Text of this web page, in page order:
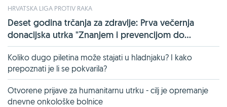
HRVATSKA LIGA PROTIV RAKA
Deset godina trčanja za zdravlje: Prva večernja
donacijska utrka "Znanjem i prevencijom do...
Koliko dugo piletina može stajati u hladnjaku? I kako
prepoznati je li se pokvarila?
Otvorene prijave za humanitarnu utrku - cilj je opremanje
dnevne onkološke bolnice